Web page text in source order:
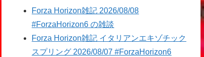
Forza Horizon雑記 2026/08/08
#ForzaHorizon6 の雑談
Forza Horizon雑記 イタリアンエキゾチック
スプリング 2026/08/07 #ForzaHorizon6